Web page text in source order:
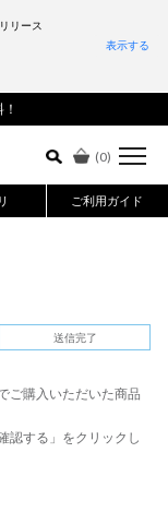
(0)
ご利用ガイド
詳細検索はこちら
送信完了
ご購入いただいた商品
認する」をクリックし
リース
表示する